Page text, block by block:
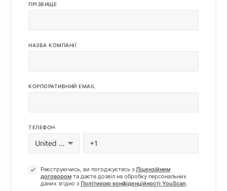
ПРІЗВИЩЕ
НАЗВА КОМПАНІЇ
КОРПОРАТИВНИЙ EMAIL
ТЕЛЕФОН
Реєструючись, ви погоджуєтесь з Ліцензійним
договором та даєте дозвіл на обробку персональних
даних згiдно з Полiтикою конфіденцiйностi YouScan.